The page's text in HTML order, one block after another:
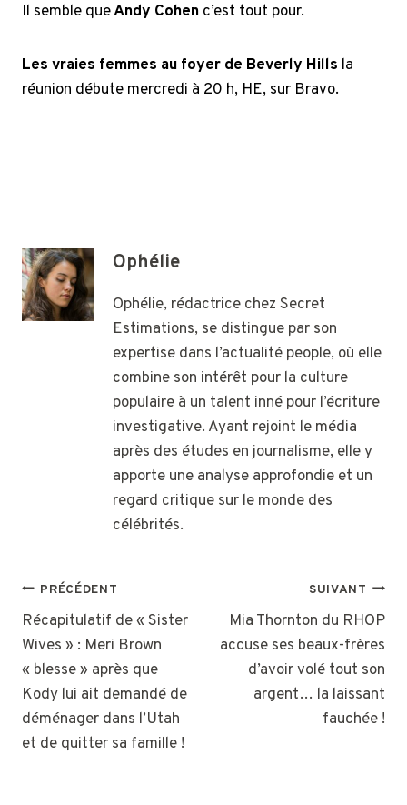
Il semble queAndy Cohen c’est tout pour.
Les vraies femmes au foyer de Beverly Hills la
réunion débute mercredi à 20 h, HE, sur Bravo.
Ophélie
Ophélie, rédactrice chez Secret
Estimations, se distingue par son
expertise dans l’actualité people, où elle
combine son intérêt pour la culture
populaire à un talent inné pour l’écriture
investigative. Ayant rejoint le média
après des études en journalisme, elle y
apporte une analyse approfondie et un
regard critique sur le monde des
célébrités.
NAVIGATION
DE
L’ARTICLE
PRÉCÉDENT
Récapitulatif de « Sister
Wives » : Meri Brown
« blesse » après que
Kody lui ait demandé de
déménager dans l’Utah
et de quitter sa famille !
SUIVANT
Mia Thornton du RHOP
accuse ses beaux-frères
d’avoir volé tout son
argent… la laissant
fauchée !